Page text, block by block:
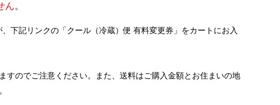
。
下記リンクの「クール（冷蔵）便 有料変更券」をカートにお入
のでご注意ください。また、送料はご購入金額とお住まいの地